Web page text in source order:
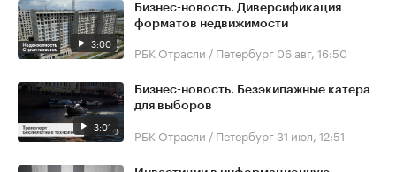
3:00
Бизнес-новость. Диверсификация
форматов недвижимости
РБК Отрасли / Петербург 06 авг, 16:50
3:01
Бизнес-новость. Безэкипажные катера
для выборов
РБК Отрасли / Петербург31 июл, 12:51